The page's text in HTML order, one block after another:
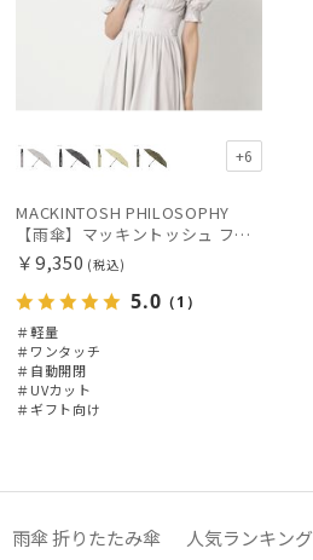
入荷状況
+6
MACKINTOSH PHILOSOPHY
【雨傘】マッキントッシュ フィロソフィー (MACKINTOSH PHILOSOPHY) Birbrella AUTO-JUMP バーブレラ 自動開閉 折りたたみ
￥9,350 (税込)
5.0 （1）
＃軽量
＃ワンタッチ
＃自動開閉
＃UVカット
＃ギフト向け
雨傘 折りたたみ傘 人気ランキング